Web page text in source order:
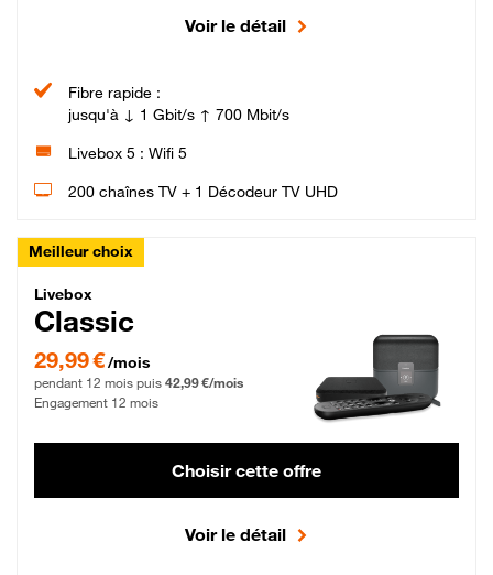
Voir le détail
Fibre rapide :
jusqu'à ↓ 1 Gbit/s ↑ 700 Mbit/s
Livebox 5 : Wifi 5
200 chaînes TV + 1 Décodeur TV UHD
Meilleur choix
Livebox Classic Fibre
Livebox
Classic
29,99 € par mois pendant 12 mois puis 42,99 € par mois, Engagement 12 mois
29,99 €/mois
pendant 12 mois puis 42,99 €/mois
Engagement 12 mois
Choisir cette offre
Voir le détail